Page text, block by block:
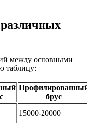
между основными
таблицу:
брус
15000-20000